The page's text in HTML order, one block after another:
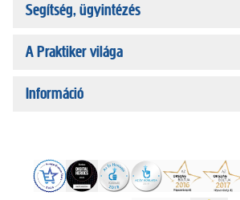
Segítség, ügyintézés
A Praktiker világa
Információ